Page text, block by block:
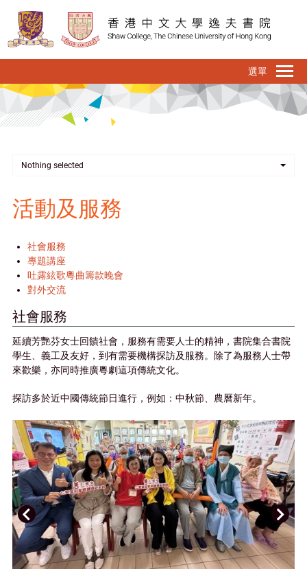
Nothing selected
活動及服務
社會服務
專題講座
吐露絃歌粵曲籌款晚會
對外交流
社會服務
延續芳艷芬女士回饋社會，服務有需要人士的精神，書院集合書院
學生、義工及友好，到有需要機構探訪及服務。除了為服務人士帶
來歡樂，亦同時推廣粵劇這項傳統文化。
探訪多於近中國傳統節日進行，例如：中秋節、農曆新年。
上
一
頁
下
一
頁